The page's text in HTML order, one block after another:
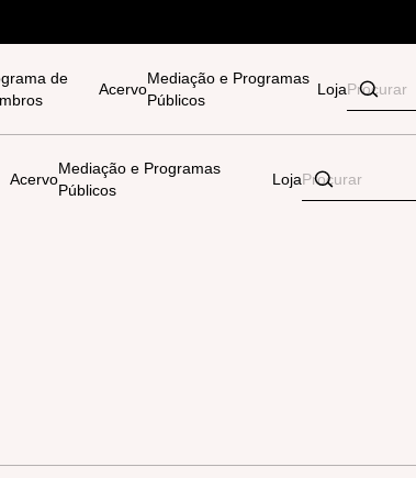
de
Acervo
Mediação e Programas
Públicos
Loja
Acervo
Mediação e Programas
Públicos
Loja